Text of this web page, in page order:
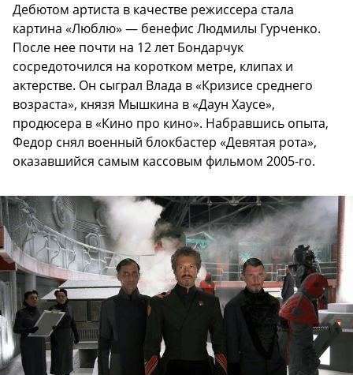
Дебютом артиста в качестве режиссера стала
картина «Люблю» — бенефис Людмилы Гурченко.
После нее почти на 12 лет Бондарчук
сосредоточился на коротком метре, клипах и
актерстве. Он сыграл Влада в «Кризисе среднего
возраста», князя Мышкина в «Даун Хаусе»,
продюсера в «Кино про кино». Набравшись опыта,
Федор снял военный блокбастер «Девятая рота»,
оказавшийся самым кассовым фильмом 2005-го.